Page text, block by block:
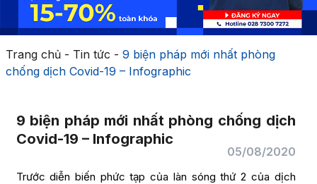
Trang chủ- Tin tức - 9 biện pháp mới nhất phòng
chống dịch Covid-19 – Infographic
9 biện pháp mới nhất phòng chống dịch
Covid-19 – Infographic
05/08/2020
Trước diễn biến phức tạp của làn sóng thứ 2 của dịch